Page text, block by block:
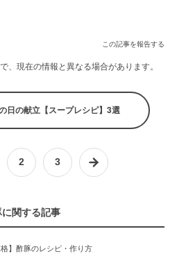
この記事を報告する
、現在の情報と異なる場合があります。
日の献立【スープレシピ】3選
2 3
関する記事
格】酢豚のレシピ・作り方